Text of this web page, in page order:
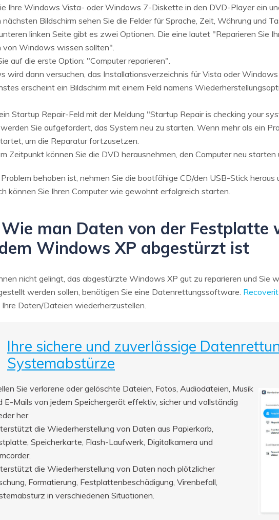
Ihre Windows Vista- oder Windows 7-Diskette in den DVD-Player ein
nächsten Bildschirm sehen Sie die Felder für Sprache, Zeit, Währung und
linken Seite gibt es zwei Optionen. Die eine lautet "Reparieren Sie
von Windows wissen sollten".
auf die erste Option: "Computer reparieren".
wird dann versuchen, das Installationsverzeichnis für Vista oder
erscheint ein Bildschirm mit einem Feld namens
Startup Repair-Feld mit der Meldung "Startup Repair is checking your
Sie aufgefordert, das System neu zu starten. Wenn mehr als ein
um die Reparatur fortzusetzen.
Zeitpunkt können Sie die DVD herausnehmen, den Computer neu
behoben ist, nehmen Sie die bootfähige CD/den USB-Stick
können Sie Ihren Computer wie gewohnt erfolgreich starten.
Wie man Daten von der Festplatte
Windows XP abgestürzt ist
nicht gelingt, das abgestürzte Windows XP gut zu reparieren und Sie
werden sollen, benötigen Sie eine Datenrettungssoftware.
Ihre Daten/Dateien wiederherzustellen.
Ihre sichere und zuverlässige
Systemabstürze
Sie verlorene oder gelöschte Dateien, Fotos, Audiodateien, Musik
E-Mails von jedem Speichergerät effektiv, sicher und vollständig
her.
die Wiederherstellung von Daten aus Papierkorb,
Speicherkarte, Flash-Laufwerk, Digitalkamera und
die Wiederherstellung von Daten nach plötzlicher
Formatierung, Festplattenbeschädigung, Virenbefall,
in verschiedenen Situationen.